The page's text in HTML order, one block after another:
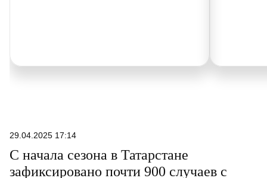
29.04.2025 17:14
С начала сезона в Татарстане
зафиксировано почти 900 случаев с